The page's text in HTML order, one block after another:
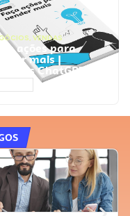
, VENDAS
ações para
mais |
ChatGPT